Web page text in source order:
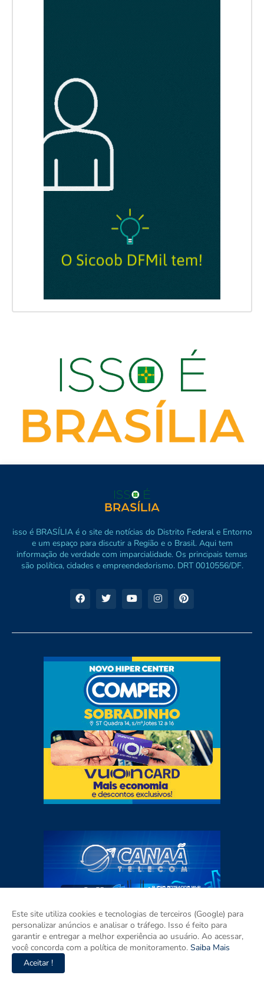
isso é BRASÍLIA é o site de notícias do Distrito Federal e Entorno
e um espaço para discutir a Região e o Brasil. Aqui tem
informação de verdade com imparcialidade. Os principais temas
são política, cidades e empreendedorismo. DRT 0010556/DF.
Este site utiliza cookies e tecnologias de terceiros (Google) para
personalizar anúncios e analisar o tráfego. Isso é feito para
garantir e entregar a melhor experiência ao usuário. Ao acessar,
você concorda com a política de monitoramento. Saiba Mais
Aceitar !